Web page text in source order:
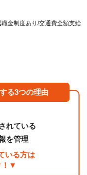
金制度あり/交通費全額支給
る3つの理由
れている
を管理
いる方は
！▼